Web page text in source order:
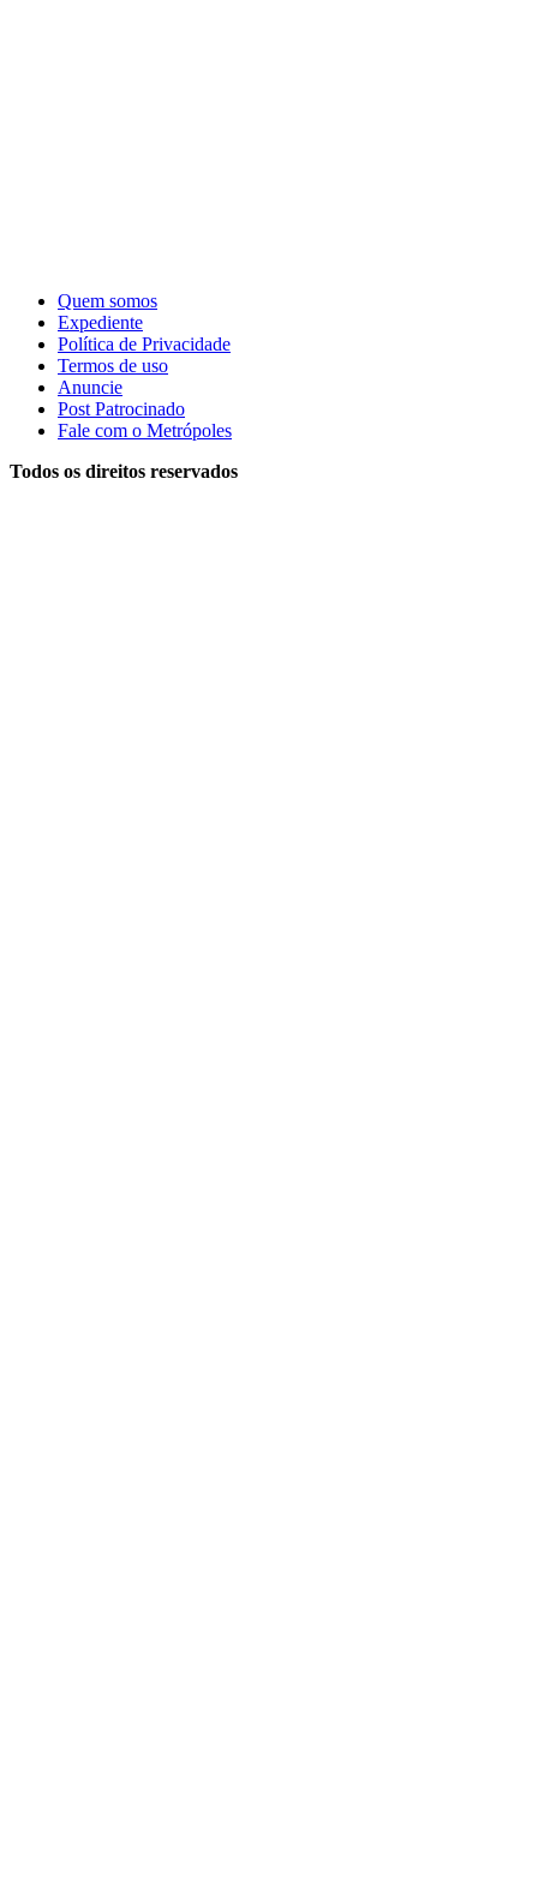
Quem somos
Expediente
Política de Privacidade
Termos de uso
Anuncie
Post Patrocinado
Fale com o Metrópoles
Todos os direitos reservados